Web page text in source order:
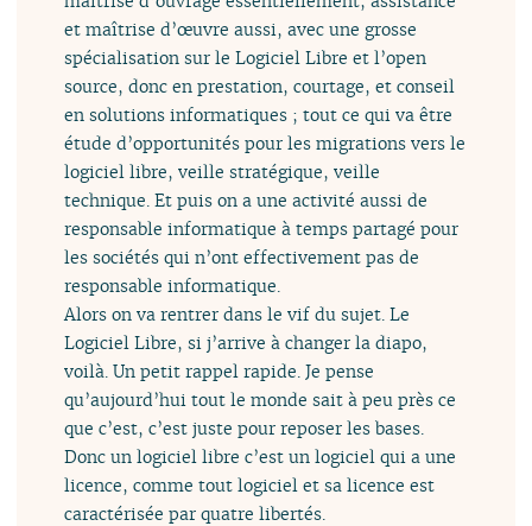
et maîtrise d’œuvre aussi, avec une grosse
spécialisation sur le Logiciel Libre et l’open
source, donc en prestation, courtage, et conseil
en solutions informatiques ; tout ce qui va être
étude d’opportunités pour les migrations vers le
logiciel libre, veille stratégique, veille
technique. Et puis on a une activité aussi de
responsable informatique à temps partagé pour
les sociétés qui n’ont effectivement pas de
responsable informatique.
Alors on va rentrer dans le vif du sujet. Le
Logiciel Libre, si j’arrive à changer la diapo,
voilà. Un petit rappel rapide. Je pense
qu’aujourd’hui tout le monde sait à peu près ce
que c’est, c’est juste pour reposer les bases.
Donc un logiciel libre c’est un logiciel qui a une
licence, comme tout logiciel et sa licence est
caractérisée par quatre libertés.